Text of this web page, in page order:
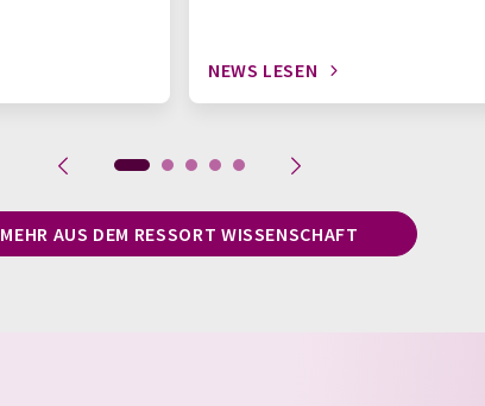
NEWS LESEN
MEHR AUS DEM RESSORT WISSENSCHAFT